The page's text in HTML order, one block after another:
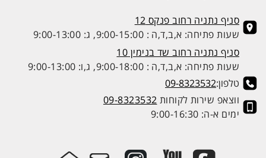
סניף נתניה רחוב פנקס 12
שעות פתיחה: א,ב,ד,ה : 9:00-15:00, ג: 9:00-13:00
סניף נתניה רחוב שד בנימין 10
שעות פתיחה: א,ב,ד,ה : 9:00-18:00, ג,ו: 9:00-13:00
טלפון:09-8323532
ווצאפ שירות לקוחות 09-8323532
ימים א-ה: 9:00-16:30